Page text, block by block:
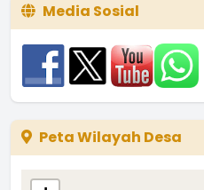
Media Sosial
Peta Wilayah Desa